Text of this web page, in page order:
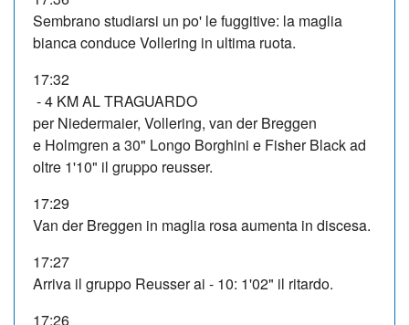
Sembrano studiarsi un po' le fuggitive: la maglia
bianca conduce Vollering in ultima ruota.
17:32
- 4 KM AL TRAGUARDO
per Niedermaier, Vollering, van der Breggen
e Holmgren a 30" Longo Borghini e Fisher Black ad
oltre 1'10" il gruppo reusser.
17:29
Van der Breggen in maglia rosa aumenta in discesa.
17:27
Arriva il gruppo Reusser ai - 10: 1'02" il ritardo.
17:26